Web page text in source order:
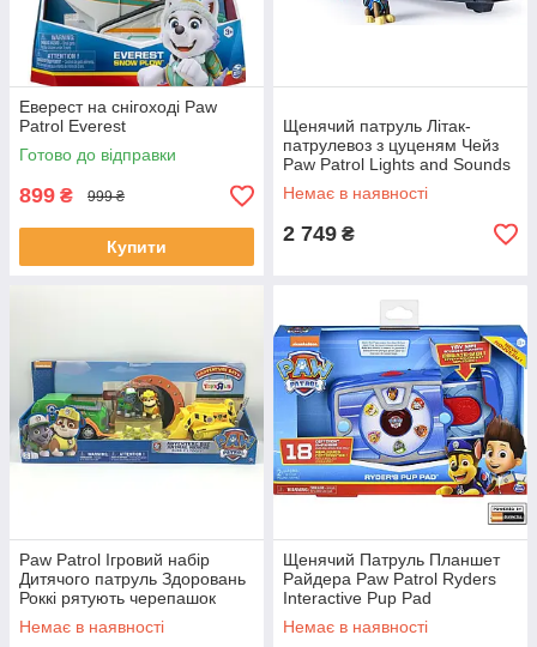
Еверест на снігоході Paw
Patrol Everest
Готово до відправки
899 ₴ 999 ₴
Купити
Щенячий патруль Літак-
патрулевоз з цуценям Чейз
Paw Patrol Lights and Sounds
Air Patroller Plane
Немає в наявності
2 749 ₴
Paw Patrol Ігровий набір
Дитячого патруль Здоровань
Роккі рятують черепашок
Adventure Bay Animal Rescue
Rocky
Немає в наявності
Щенячий Патруль Планшет
Райдера Paw Patrol Ryders
Interactive Pup Pad
Немає в наявності